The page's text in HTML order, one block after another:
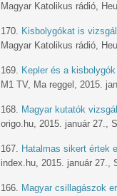
Magyar Katolikus rádió,
170. Kisbolygókat is
Magyar Katolikus rádió,
169. Kepler és a kisbolygók
M1 TV, Ma reggel, 2015.
168. Magyar kutatók
origo.hu, 2015. január 27.,
167. Hatalmas sikert értek
index.hu, 2015. január 27.,
166. Magyar csillagászok